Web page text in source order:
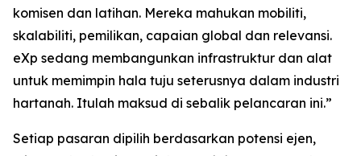
komisen dan latihan. Mereka mahukan mobiliti,
skalabiliti, pemilikan, capaian global dan relevansi.
eXp sedang membangunkan infrastruktur dan alat
untuk memimpin hala tuju seterusnya dalam industri
hartanah. Itulah maksud di sebalik pelancaran ini.”
Setiap pasaran dipilih berdasarkan potensi ejen,